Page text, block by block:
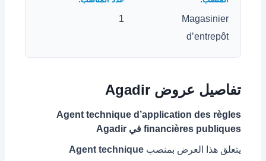
Magasinier
d’entrepôt
1
تفاصيل عروض Agadir
Agent technique d’application des règles
financières publiques في Agadir
يتعلق هذا العرض بمنصب Agent technique